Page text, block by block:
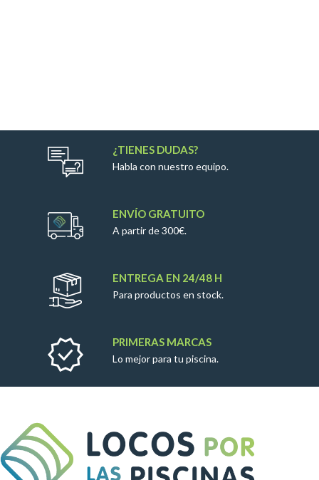
¿TIENES DUDAS?
Habla con nuestro equipo.
ENVÍO GRATUITO
A partir de 300€.
ENTREGA EN 24/48 H
Para productos en stock.
PRIMERAS MARCAS
Lo mejor para tu piscina.